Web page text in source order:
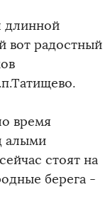
длинной
вот радостный
время
алыми
стоят на
берега -